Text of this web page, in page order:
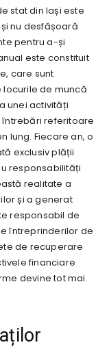
stat din Iași este
nu desfășoară
pentru a-și
este constituit
care sunt
de muncă
unei activități
referitoare
lung. Fiecare an, o
exclusiv plății
responsabilități
realitate a
și a generat
responsabil de
întreprinderilor de
de recuperare
financiare
devine tot mai